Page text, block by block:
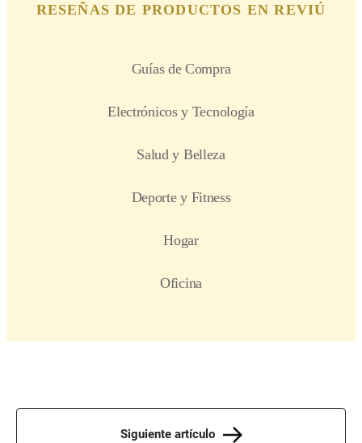
Siguiente artículo